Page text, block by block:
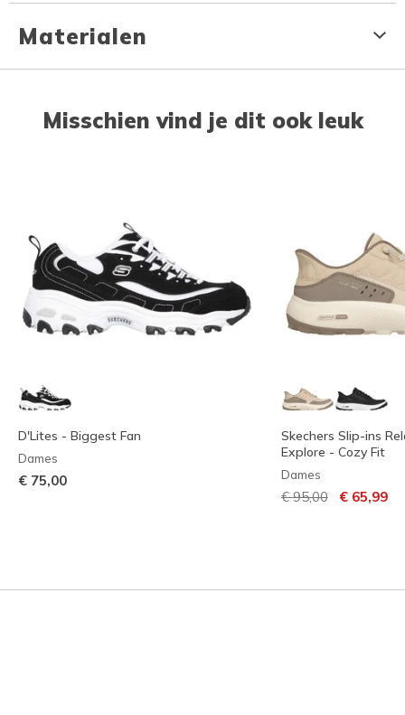
Materialen
Misschien vind je dit ook leuk
D'Lites - Biggest Fan
Dames
€ 75,00
Skechers Slip-ins
Explore - Cozy Fit
Dames
Prijs verlaagd van
€ 95,00naar
€ 65,99